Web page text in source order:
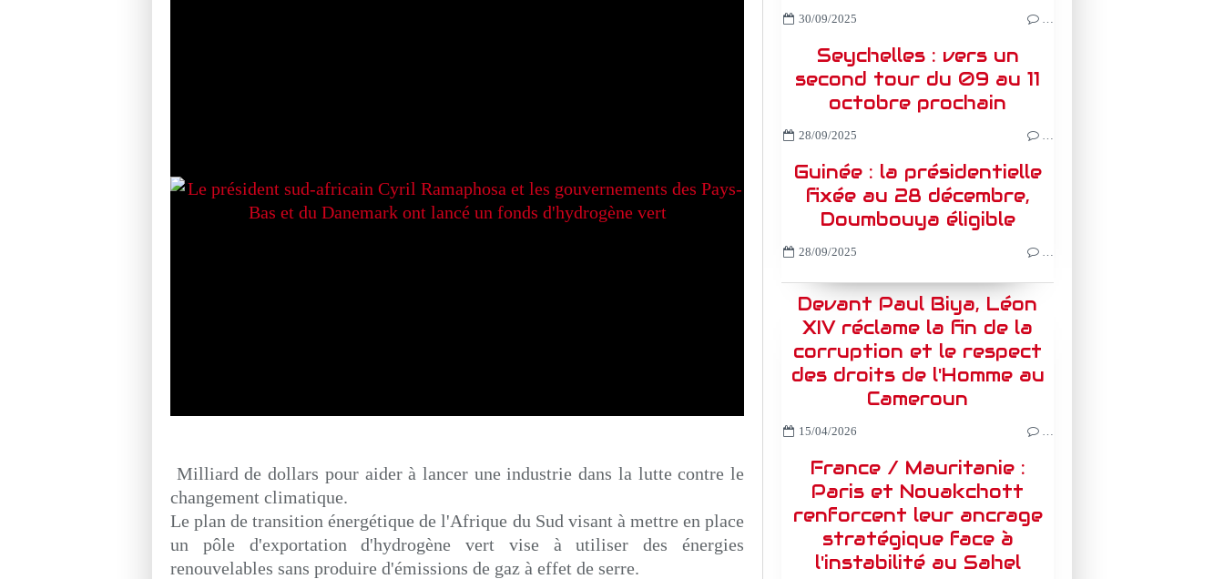
Milliard de dollars pour aider à lancer une industrie dans la lutte contre le
changement climatique.
Le plan de transition énergétique de l'Afrique du Sud visant à mettre en place
un pôle d'exportation d'hydrogène vert vise à utiliser des énergies
renouvelables sans produire d'émissions de gaz à effet de serre.
30/09/2025 …
Seychelles : vers un
second tour du 09 au 11
octobre prochain
28/09/2025 …
Guinée : la présidentielle
fixée au 28 décembre,
Doumbouya éligible
28/09/2025 …
Devant Paul Biya, Léon
XIV réclame la fin de la
corruption et le respect
des droits de l'Homme au
Cameroun
15/04/2026 …
France / Mauritanie :
Paris et Nouakchott
renforcent leur ancrage
stratégique face à
l'instabilité au Sahel